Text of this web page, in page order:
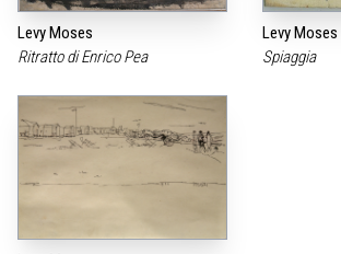
Levy Moses
Ritratto di Enrico Pea
Levy Moses
Spiaggia